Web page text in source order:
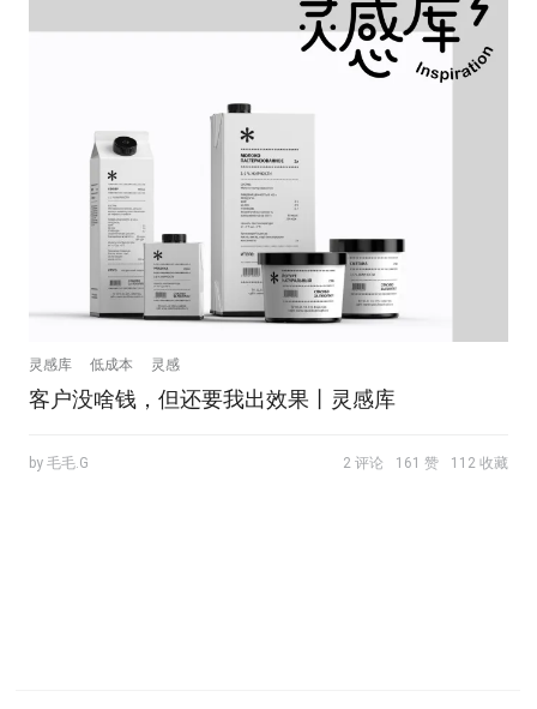
灵感库 低成本 灵感
客户没啥钱，但还要我出效果丨灵感库
by 毛毛.G 2 评论 161 赞 112 收藏